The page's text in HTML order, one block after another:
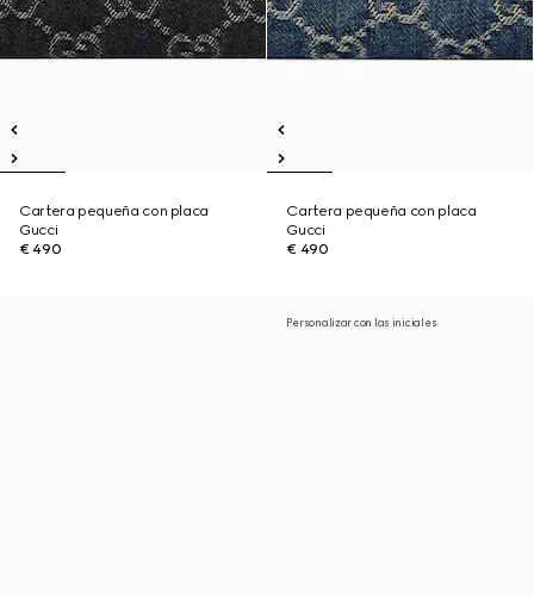
Cartera pequeña con placa
Gucci
€ 490
Cartera pequeña con placa
Gucci
€ 490
Personalizar con las iniciales